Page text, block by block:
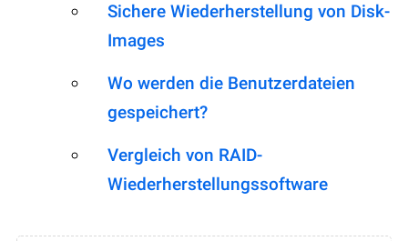
Sichere Wiederherstellung von Disk-
Images
Wo werden die Benutzerdateien
gespeichert?
Vergleich von RAID-
Wiederherstellungssoftware